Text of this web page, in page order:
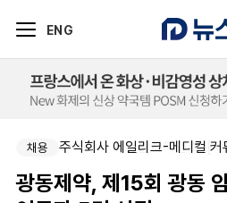
ENG
채용
채용
광동제약, 제15회 광동